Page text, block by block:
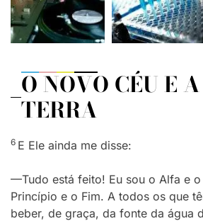
O NOVO CÉU E
TERRA
6 E Ele ainda me disse:
—Tudo está feito! Eu sou o Alfa e o
Princípio e o Fim. A todos os que
beber, de graça, da fonte da água